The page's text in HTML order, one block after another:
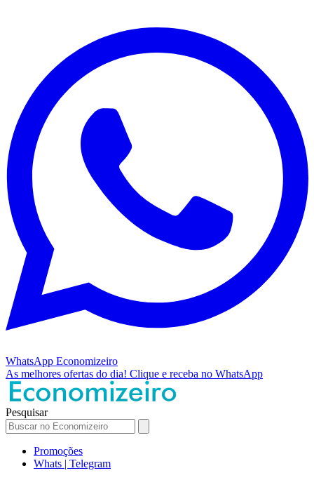
WhatsApp Economizeiro
As melhores ofertas do dia! Clique e receba no WhatsApp
Pesquisar
Promoções
Whats | Telegram